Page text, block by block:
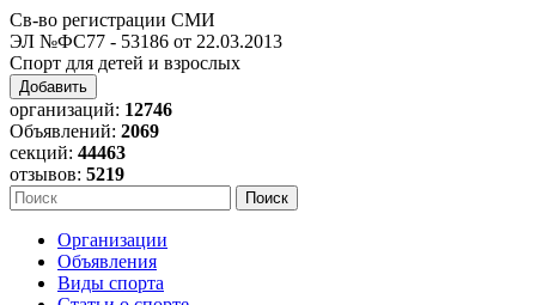
Св-во регистрации СМИ
ЭЛ №ФС77 - 53186 от 22.03.2013
Спорт для детей и взрослых
Добавить
организаций: 12746
Объявлений: 2069
секций: 44463
отзывов: 5219
Организации
Объявления
Виды спорта